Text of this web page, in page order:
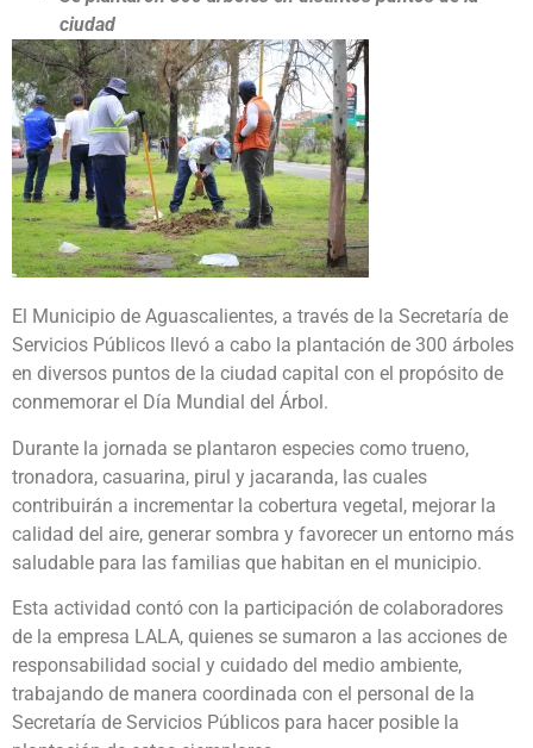
ciudad
El Municipio de Aguascalientes, a través de la Secretaría de
Servicios Públicos llevó a cabo la plantación de 300 árboles
en diversos puntos de la ciudad capital con el propósito de
conmemorar el Día Mundial del Árbol.
Durante la jornada se plantaron especies como trueno,
tronadora, casuarina, pirul y jacaranda, las cuales
contribuirán a incrementar la cobertura vegetal, mejorar la
calidad del aire, generar sombra y favorecer un entorno más
saludable para las familias que habitan en el municipio.
Esta actividad contó con la participación de colaboradores
de la empresa LALA, quienes se sumaron a las acciones de
responsabilidad social y cuidado del medio ambiente,
trabajando de manera coordinada con el personal de la
Secretaría de Servicios Públicos para hacer posible la